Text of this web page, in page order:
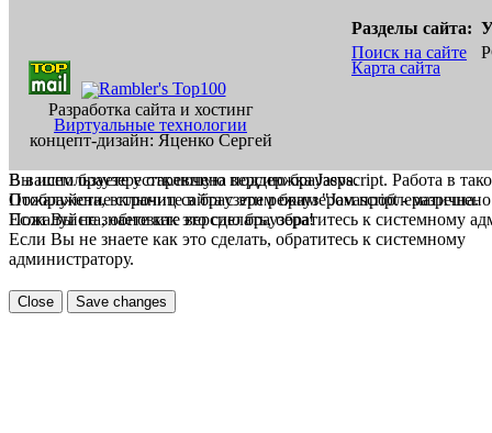
Разработка сайта и хостинг
Виртуальные технологии
концепт-дизайн: Яценко Сергей
Разделы сайта:
Поиск на сайте
Карта сайта
В вашем браузере отключена поддержка Jasvscript. Работа в
Пожалуйста, включите в браузере режим "Javascript -
Если Вы не знаете как это сделать, обратитесь к системному
Вы используете устаревшую версию браузера.
Отображение страниц сайта с этим браузером проблематична.
Пожалуйста, обновите версию браузера!
Если Вы не знаете как это сделать, обратитесь к системному
администратору.
Close Save changes